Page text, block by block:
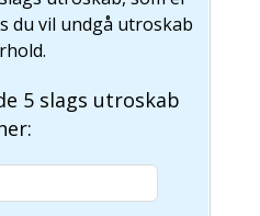
du vil undgå utroskab
5 slags utroskab